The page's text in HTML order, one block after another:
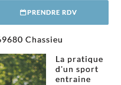
PRENDRE RDV
Chassieu
La pratique
d'un sport
entraine